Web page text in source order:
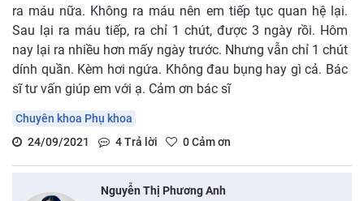
ra máu nữa. Không ra máu nên em tiếp tục quan hệ lại.
Sau lại ra máu tiếp, ra chỉ 1 chút, được 3 ngày rồi. Hôm
nay lại ra nhiều hơn mấy ngày trước. Nhưng vẫn chỉ 1 chút
dính quần. Kèm hơi ngứa. Không đau bụng hay gì cả. Bác
sĩ tư vấn giúp em với ạ. Cảm ơn bác sĩ
Chuyên khoa Phụ khoa
24/09/2021
4Trả lời 0Cảm ơn
Nguyễn Thị Phương Anh